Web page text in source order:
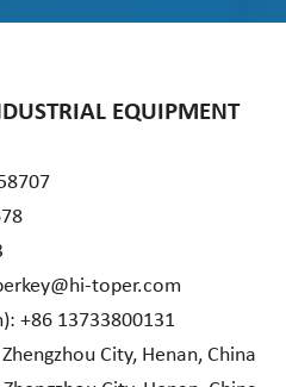
EQUIPMENT
toper.com
+86 13733800131
City, Henan, China